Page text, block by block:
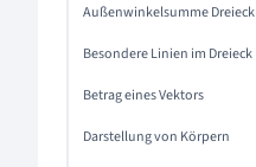
Außenwinkelsumme Dreieck
Besondere Linien im Dreieck
Betrag eines Vektors
Darstellung von Körpern